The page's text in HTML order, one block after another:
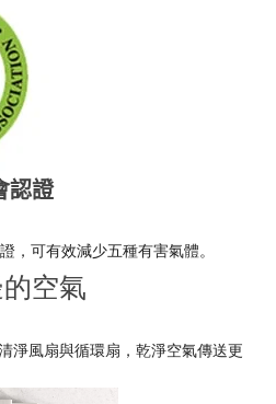
認證
，可有效減少五種有害氣體。
空氣
淨風扇與循環扇，乾淨空氣傳送更